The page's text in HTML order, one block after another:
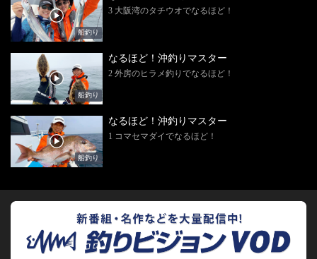
船釣り
3 大阪湾のタチウオでなるほど！
船釣り
なるほど！沖釣りマスター
2 外房のヒラメ釣りでなるほど！
船釣り
なるほど！沖釣りマスター
1 コマセマダイでなるほど！